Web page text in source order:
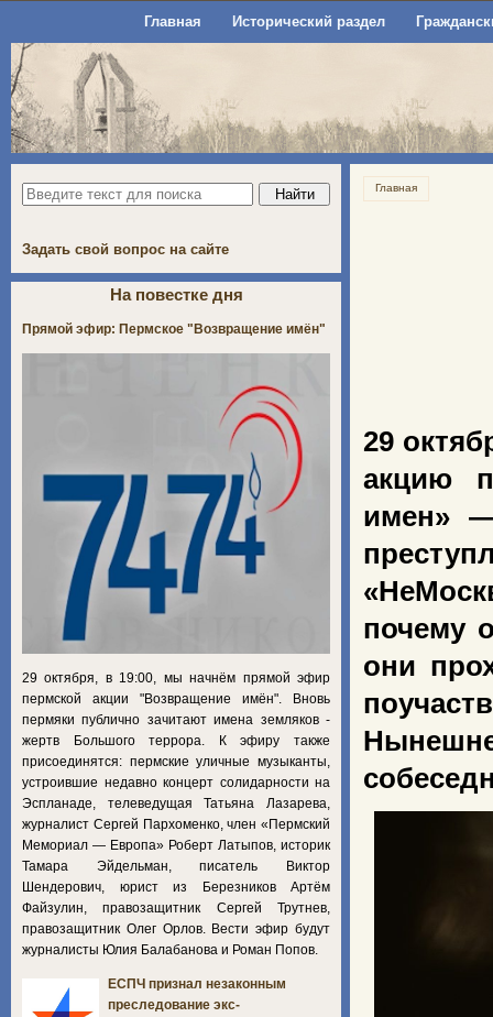
Главная Исторический раздел
Главная
29
акцию
имен»
почему
они
Задать свой вопрос на сайте
На повестке дня
Прямой эфир: Пермское "Возвращение имён"
29 октября, в 19:00, мы начнём прямой эфир
пермской акции "Возвращение имён". Вновь
пермяки публично зачитают имена земляков -
жертв Большого террора. К эфиру также
присоединятся: пермские уличные музыканты,
устроившие недавно концерт солидарности на
Эспланаде, телеведущая Татьяна Лазарева,
журналист Сергей Пархоменко, член «Пермский
Мемориал — Европа» Роберт Латыпов, историк
Тамара Эйдельман, писатель Виктор
Шендерович, юрист из Березников Артём
Файзулин, правозащитник Сергей Трутнев,
правозащитник Олег Орлов. Вести эфир будут
журналисты Юлия Балабанова и Роман Попов.
ЕСПЧ признал незаконным
преследование экс-